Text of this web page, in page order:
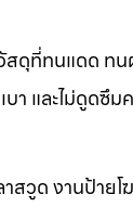
สดุที่ทนแดด ท
า และไม่ดูดซึม
วูด งานป้าย